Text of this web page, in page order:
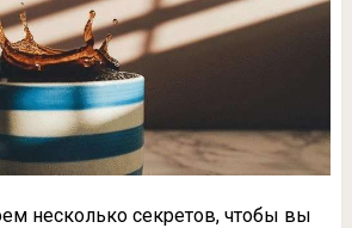
несколько секретов, чтобы вы